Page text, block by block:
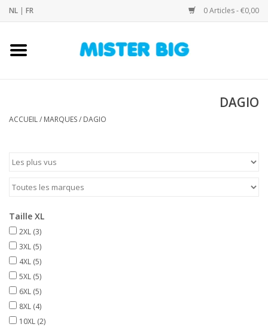
NL | FR 0 Articles - €0,00
Accueil
Notre Boutique
Contact
Marques
DAGIO
ACCUEIL/ MARQUES/ DAGIO
Taille XL
2XL (3)
3XL (5)
4XL (5)
5XL (5)
6XL (5)
8XL (4)
10XL (2)